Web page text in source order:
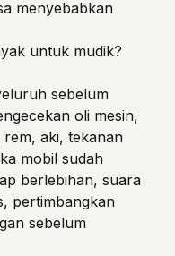
menyebabkan
untuk mudik?
sebelum
oli mesin,
rem, aki, tekanan
mobil sudah
berlebihan, suara
pertimbangkan
sebelum